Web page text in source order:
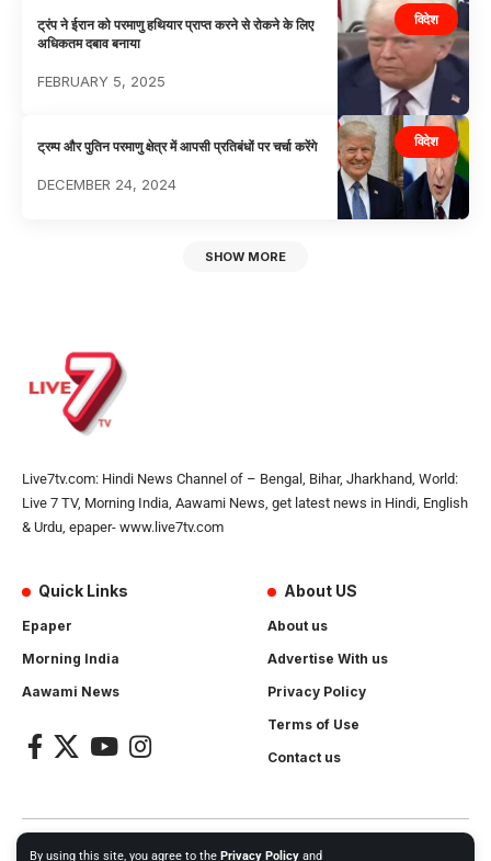
By using this site, you agree to the Privacy Policy and
विदेश
ट्रंप ने ईरान को परमाणु हथियार प्राप्त करने से रोकने के लिए
अधिकतम दबाव बनाया
FEBRUARY 5, 2025
विदेश
ट्रम्प और पुतिन परमाणु क्षेत्र में आपसी प्रतिबंधों पर चर्चा करेंगे
DECEMBER 24, 2024
SHOW MORE
Live7tv.com: Hindi News Channel of – Bengal, Bihar, Jharkhand, World:
Live 7 TV, Morning India, Aawami News, get latest news in Hindi, English
& Urdu, epaper- www.live7tv.com
Quick Links
Epaper
Morning India
Aawami News
About US
About us
Advertise With us
Privacy Policy
Terms of Use
Contact us
2024- All Rights Reserved.Live 7 tv. Website Created by and